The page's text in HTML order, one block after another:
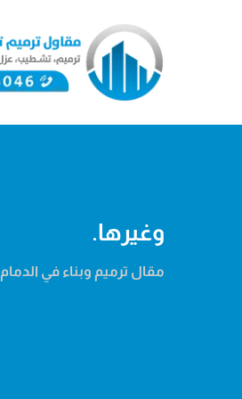
وغيرها.
مقال ترميم وبناء في الدمام